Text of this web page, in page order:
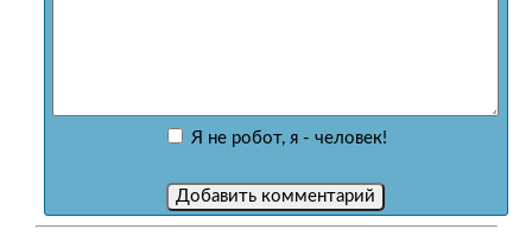
Я не робот, я - человек!